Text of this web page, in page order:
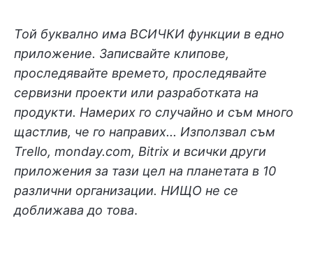
Той буквално има ВСИЧКИ функции в едно
приложение. Записвайте клипове,
проследявайте времето, проследявайте
сервизни проекти или разработката на
продукти. Намерих го случайно и съм много
щастлив, че го направих... Използвал съм
Trello, monday.com, Bitrix и всички други
приложения за тази цел на планетата в 10
различни организации. НИЩО не се
доближава до това.